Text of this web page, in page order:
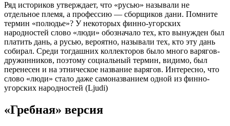
Ряд историков утверждает, что «русью» называли не
отдельное племя, а профессию — сборщиков дани. Помните
термин «полюдье»? У некоторых финно-угорских
народностей слово «люди» обозначало тех, кто вынужден был
платить дань, а русью, вероятно, называли тех, кто эту дань
собирал. Среди тогдашних коллекторов было много варягов-
дружинников, поэтому социальный термин, видимо, был
перенесен и на этническое название варягов. Интересно, что
слово «люди» стало даже самоназванием одной из финно-
угорских народностей (Ljudi)
«Гребная» версия